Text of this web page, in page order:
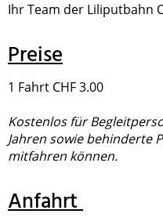
Ihr Team der Liliputbahn
Preise
1 Fahrt CHF 3.00
Kostenlos für
Jahren sowie behinderte
mitfahren können.
Anfahrt